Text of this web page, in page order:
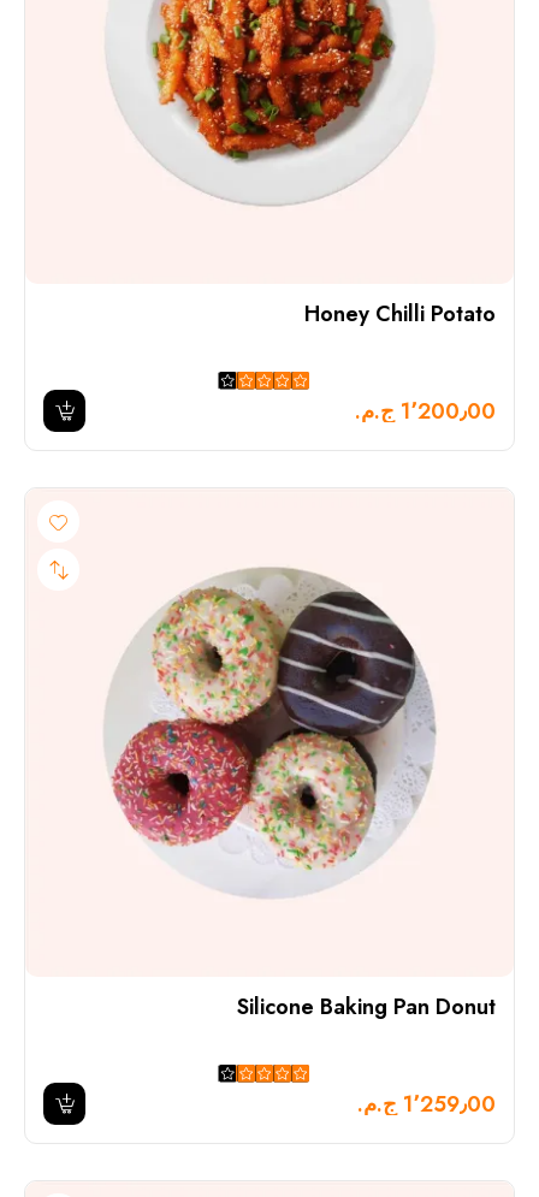
Honey Chilli Potato
1٬200٫00 ج.م.‏
Silicone Baking Pan Donut
1٬259٫00 ج.م.‏